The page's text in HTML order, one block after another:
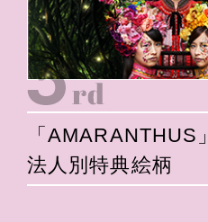
「AMARANTHUS」
法人別特典絵柄